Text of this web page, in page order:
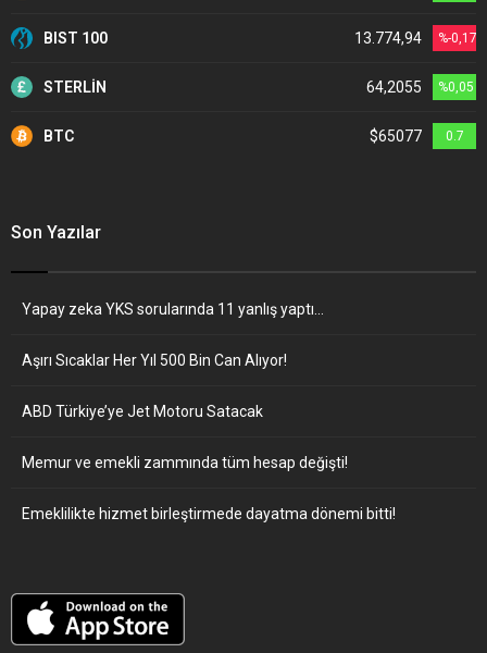
BIST 100 13.774,94 %-0,17
STERLİN 64,2055 %0,05
BTC $65077 0.7
Son Yazılar
Yapay zeka YKS sorularında 11 yanlış yaptı…
Aşırı Sıcaklar Her Yıl 500 Bin Can Alıyor!
ABD Türkiye’ye Jet Motoru Satacak
Memur ve emekli zammında tüm hesap değişti!
Emeklilikte hizmet birleştirmede dayatma dönemi bitti!